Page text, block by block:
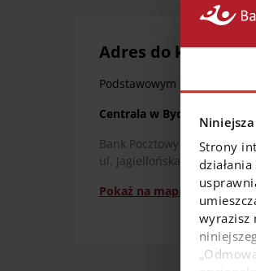
Strony
wyrazisz
Adres do
Podstawowym adresem
Centrala w Bydgoszczy
Bank Pocztowy S.A.
ul. Jagiellońska 17, 85-959
Pokaż na mapie